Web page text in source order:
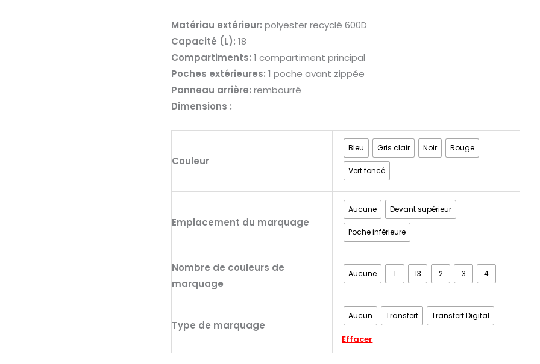
Matériau extérieur: polyester recyclé 600D
Capacité (L): 18
Compartiments: 1 compartiment principal
Poches extérieures: 1 poche avant zippée
Panneau arrière: rembourré
Dimensions :
Couleur
Bleu Gris clair Noir Rouge
Vert foncé
Emplacement du marquage
Aucune Devant supérieur
Poche inférieure
Nombre de couleurs de
marquage
Aucune 1 13 2 3 4
Type de marquage
Aucun Transfert Transfert Digital
Effacer
à
dos
classique
au
design
intemporel
polyester
600d